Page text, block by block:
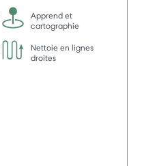
Apprend et
cartographie
Nettoie en lignes
droites